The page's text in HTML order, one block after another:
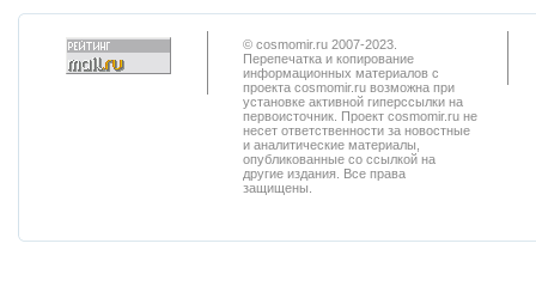
© cosmomir.ru 2007-2023.
Перепечатка и копирование
информационных материалов с
проекта cosmomir.ru возможна при
установке активной гиперссылки на
первоисточник. Проект cosmomir.ru не
несет ответственности за новостные
и аналитические материалы,
опубликованные со ссылкой на
другие издания. Все права
защищены.